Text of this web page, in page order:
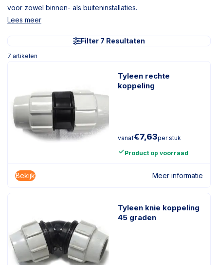
voor zowel binnen- als buiteninstallaties.
Lees meer
Filter 7 Resultaten
7 artikelen
Tyleen rechte
koppeling
vanaf€7,63per stuk
Product op voorraad
Bekijk Meer informatie
Tyleen knie koppeling
45 graden